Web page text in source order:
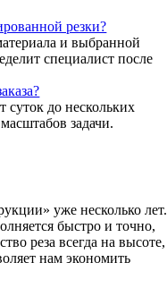
резки?
и выбранной
специалист после
суток до нескольких
задачи.
уже несколько лет.
быстро и точно,
реза всегда на высоте,
нам экономить